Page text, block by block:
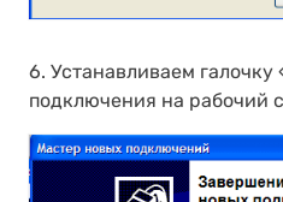
6. Устанавливаем галочку
подключения на рабочий